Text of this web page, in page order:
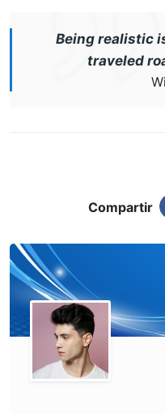
Being realistic
traveled
Compartir